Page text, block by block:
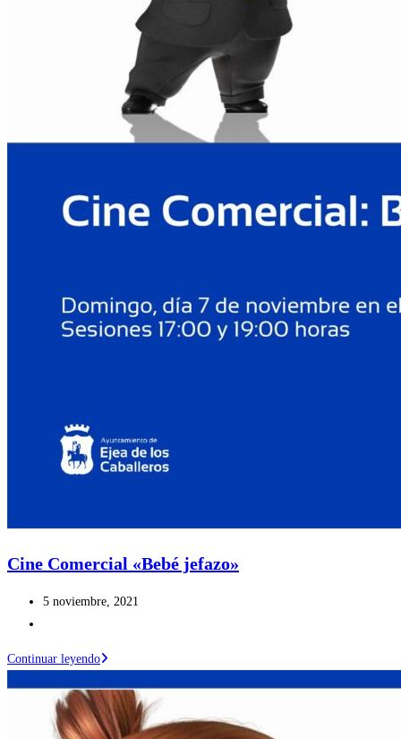
Cine Comercial «Bebé jefazo»
Publicación
entrada:
5 noviembre, 2021
la
entrada:
Continuar leyendoCine
«Bebé
jefazo»